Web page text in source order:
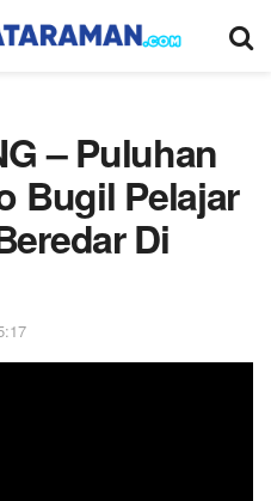
– Puluhan
Bugil Pelajar
Di